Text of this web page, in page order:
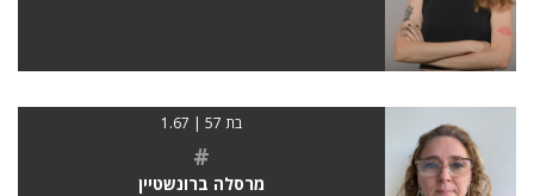
בת 57 | 1.67
#
מרסלה ברונשטיין